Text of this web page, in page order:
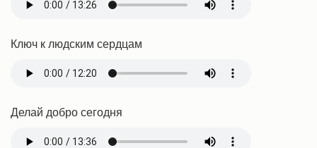
Ключ к людским сердцам
Делай добро сегодня